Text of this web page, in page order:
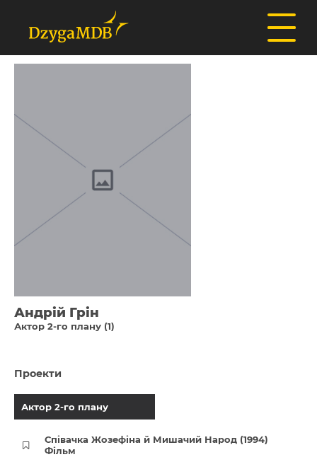
Андрій Грін
Актор 2-го плану (1)
Проекти
Актор 2-го плану
Співачка Жозефіна й Мишачий Народ (1994)
Фільм